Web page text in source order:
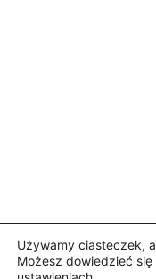
Używamy ciasteczek,
Możesz dowiedzieć